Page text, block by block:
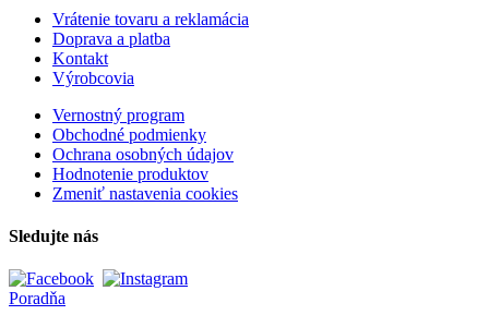
Vrátenie tovaru a reklamácia
Doprava a platba
Kontakt
Výrobcovia
Vernostný program
Obchodné podmienky
Ochrana osobných údajov
Hodnotenie produktov
Zmeniť nastavenia cookies
Sledujte nás
Poradňa